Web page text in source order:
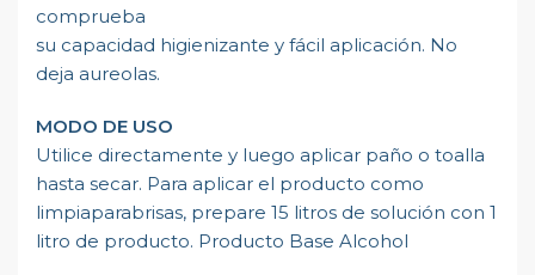
comprueba
su capacidad higienizante y fácil aplicación. No
deja aureolas.
MODO DE USO
Utilice directamente y luego aplicar paño o toalla
hasta secar. Para aplicar el producto como
limpiaparabrisas, prepare 15 litros de solución con 1
litro de producto. Producto Base Alcohol